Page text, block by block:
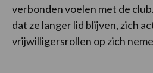
verbonden voelen met de
dat ze langer lid blijven, zich
vrijwilligersrollen op zich